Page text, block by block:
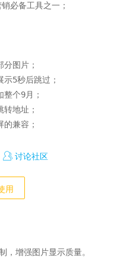
必备工具之一；
图片；
5秒后跳过；
个9月；
地址；
兼容；
讨论社区
用
，增强图片显示质量。